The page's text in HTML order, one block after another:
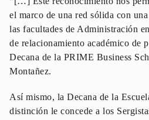
el marco de una red sólida con
las facultades de Administración
de relacionamiento académico de
Decana de la PRIME Business
Montañez.
Así mismo, la Decana de la
distinción le concede a los